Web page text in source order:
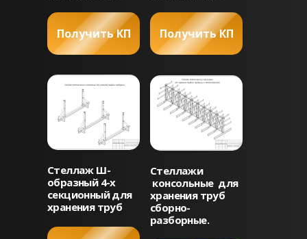
Получить КП Получить КП
Стеллаж Ш-
образный 4-х
секционный для
хранения труб
Стеллажи
консольные для
хранения труб
сборно-
разборные.